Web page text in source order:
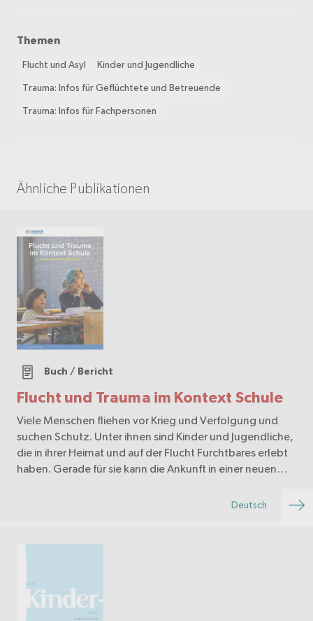
Themen
Flucht und Asyl Kinder und Jugendliche
Trauma: Infos für Geflüchtete und Betreuende
Trauma: Infos für Fachpersonen
Ähnliche Publikationen
Flucht und Trauma im Kontext Schule
Buch / Bericht
Viele Menschen fliehen vor Krieg und Verfolgung und
suchen Schutz. Unter ihnen sind Kinder und Jugendliche,
die in ihrer Heimat und auf der Flucht Furchtbares erlebt
haben. Gerade für sie kann die Ankunft in einer neuen
Deutsch